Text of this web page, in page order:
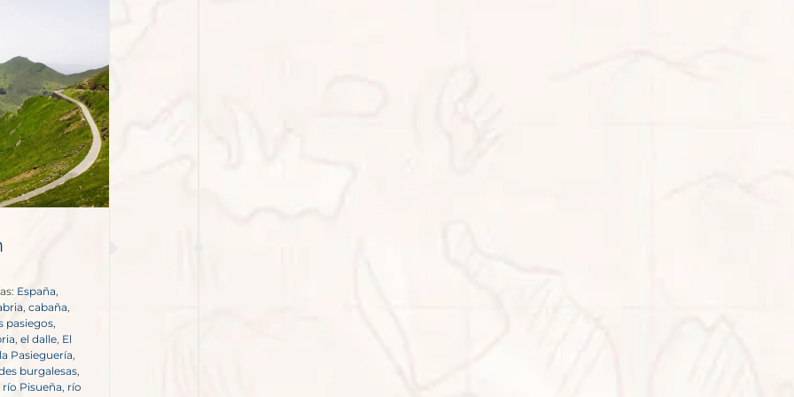
España
cabaña,
pasiegos
el dalle El
la Pasieguería
burgalesas
río Pisueña río